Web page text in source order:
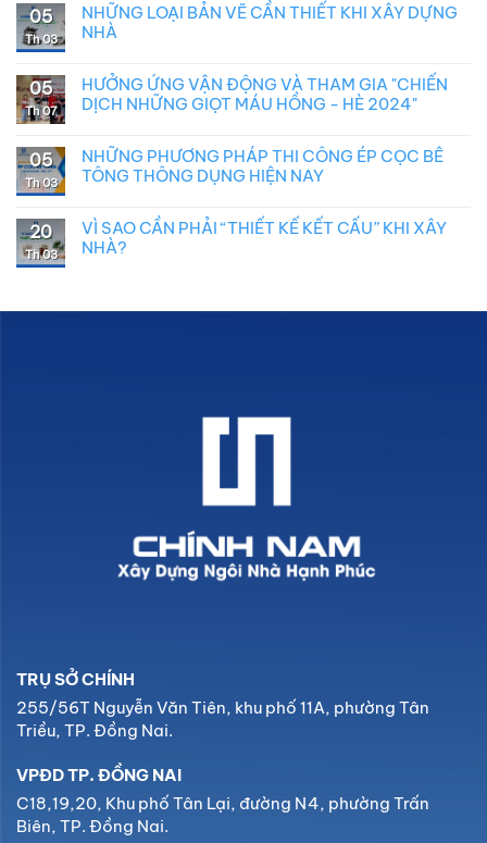
05
Th 03
NHỮNG LOẠI BẢN VẼ CẦN THIẾT KHI XÂY DỰNG
NHÀ
05
Th 07
HƯỞNG ỨNG VẬN ĐỘNG VÀ THAM GIA "CHIẾN
DỊCH NHỮNG GIỌT MÁU HỒNG - HÈ 2024"
05
Th 03
NHỮNG PHƯƠNG PHÁP THI CÔNG ÉP CỌC BÊ
TÔNG THÔNG DỤNG HIỆN NAY
20
Th 03
VÌ SAO CẦN PHẢI “THIẾT KẾ KẾT CẤU” KHI XÂY
NHÀ?
TRỤ SỞ CHÍNH
255/56T Nguyễn Văn Tiên, khu phố 11A, phường Tân
Triều, TP. Đồng Nai.
VPĐD TP. ĐỒNG NAI
C18,19,20, Khu phố Tân Lại, đường N4, phường Trấn
Biên, TP. Đồng Nai.